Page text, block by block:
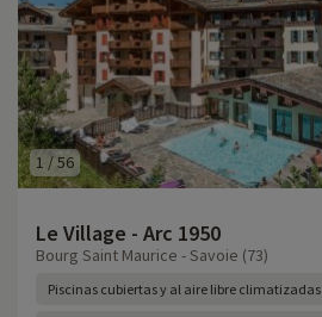
1 /56
Le Village - Arc 1950
Bourg Saint Maurice - Savoie (73)
Piscinas cubiertas y al aire libre climatizadas